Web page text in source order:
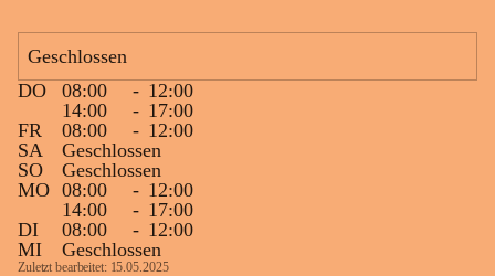
Geschlossen
DO
08:00 - 12:00
14:00
- 17:00
FR
08:00 - 12:00
SA
Geschlossen
SO
Geschlossen
MO 08:00 - 12:00
14:00
- 17:00
DI
08:00 - 12:00
MI
Geschlossen
Zuletzt bearbeitet: 15.05.2025